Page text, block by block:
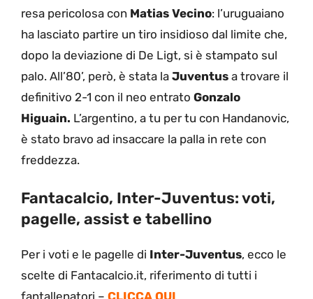
resa pericolosa con Matias Vecino: l’uruguaiano
ha lasciato partire un tiro insidioso dal limite che,
dopo la deviazione di De Ligt, si è stampato sul
palo. All’80’, però, è stata la Juventus a trovare il
definitivo 2-1 con il neo entrato Gonzalo
Higuain. L’argentino, a tu per tu con Handanovic,
è stato bravo ad insaccare la palla in rete con
freddezza.
Fantacalcio, Inter-Juventus: voti,
pagelle, assist e tabellino
Per i voti e le pagelle di Inter-Juventus, ecco le
scelte di Fantacalcio.it, riferimento di tutti i